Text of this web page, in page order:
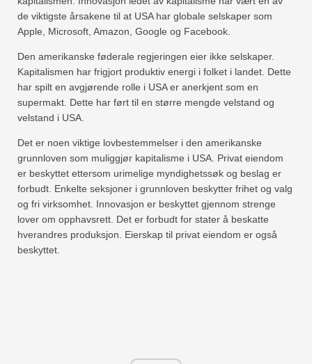
de viktigste årsakene til at USA har globale selskaper som
Apple, Microsoft, Amazon, Google og Facebook.
Den amerikanske føderale regjeringen eier ikke selskaper.
Kapitalismen har frigjort produktiv energi i folket i landet. Dette
har spilt en avgjørende rolle i USA er anerkjent som en
supermakt. Dette har ført til en større mengde velstand og
velstand i USA.
Det er noen viktige lovbestemmelser i den amerikanske
grunnloven som muliggjør kapitalisme i USA. Privat eiendom
er beskyttet ettersom urimelige myndighetssøk og beslag er
forbudt. Enkelte seksjoner i grunnloven beskytter frihet og valg
og fri virksomhet. Innovasjon er beskyttet gjennom strenge
lover om opphavsrett. Det er forbudt for stater å beskatte
hverandres produksjon. Eierskap til privat eiendom er også
beskyttet.